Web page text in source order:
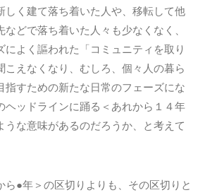
しく建て落ち着いた人や、移転して他
どで落ち着いた人々も少なくなく、
よく謳われた「コミュニティを取り
こえなくなり、むしろ、個々人の暮ら
指すための新たな日常のフェーズにな
ヘッドラインに踊る＜あれから１４年
うな意味があるのだろうか、と考えて
ら●年＞の区切りよりも、その区切りと